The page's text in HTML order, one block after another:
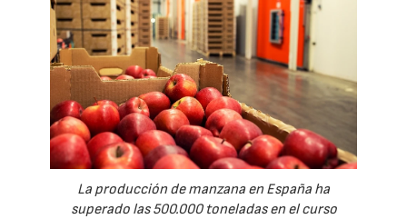
La producción de manzana en España ha
superado las 500.000 toneladas en el curso